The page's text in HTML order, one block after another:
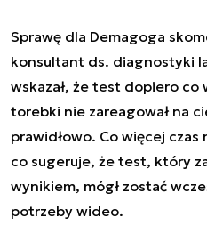
Sprawę dla Demagoga
konsultant ds. diagnostyki
wskazał, że test dopiero
torebki nie zareagował na
prawidłowo. Co więcej
co sugeruje, że test, który
wynikiem, mógł zostać
potrzeby wideo.